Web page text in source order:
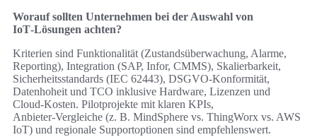
Worauf sollten Unternehmen bei der Auswahl von
IoT‑Lösungen achten?
Kriterien sind Funktionalität (Zustandsüberwachung, Alarme,
Reporting), Integration (SAP, Infor, CMMS), Skalierbarkeit,
Sicherheitsstandards (IEC 62443), DSGVO‑Konformität,
Datenhoheit und TCO inklusive Hardware, Lizenzen und
Cloud‑Kosten. Pilotprojekte mit klaren KPIs,
Anbieter‑Vergleiche (z. B. MindSphere vs. ThingWorx vs. AWS
IoT) und regionale Supportoptionen sind empfehlenswert.